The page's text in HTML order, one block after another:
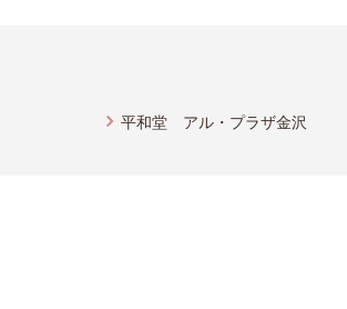
平和堂 アル・プラザ金沢